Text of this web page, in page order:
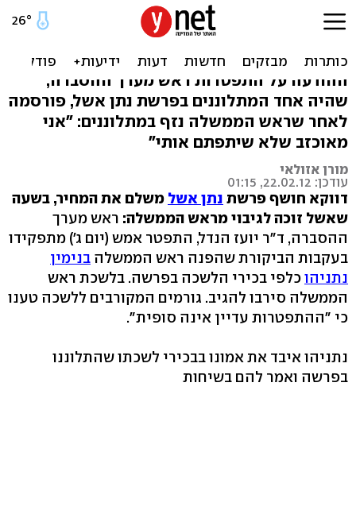
לשכת נתניהו מתפרקת: יועז
הנדל התפטר
ההודעה על התפטרות ראש מערך ההסברה,
שהיה אחד המתלוננים בפרשת נתן אשל, פורסמה
לאחר שראש הממשלה נזף במתלוננים: "אני
מאוכזב שלא שיתפתם אותי"
מורן אזולאי
עודכן: 22.02.12, 01:15
דווקא חושףפרשת נתן אשל משלם את המחיר, בשעה
שאשל זוכה לגיבוי מראש הממשלה: ראש מערך
ההסברה, ד"ר יועז הנדל, התפטר אמש (יום ג') מתפקידו
בעקבות הביקורת שהפנה ראש הממשלה בנימין
נתניהוכלפי בכירי הלשכה בפרשה. בלשכת ראש
הממשלה סירבו להגיב. גורמים המקורבים ללשכה טענו
כי "ההתפטרות עדיין אינה סופית".
נתניהו איבד את אמונו בבכירי לשכתו שהתלוננו
בפרשה ואמר להם בשיחות